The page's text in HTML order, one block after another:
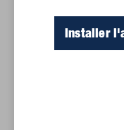
Articles
Un siècle de
Installer